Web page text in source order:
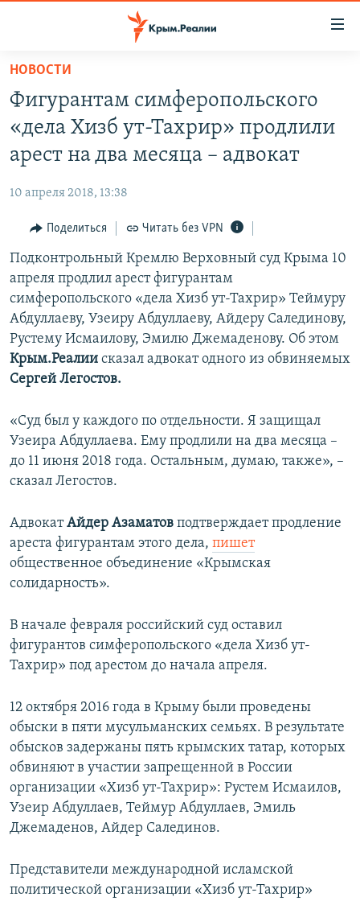
Вернуться
основному
содержанию
главной
навигации
Вернутся
поиску
СПЕЦПРОЕКТЫ
11 ЛЕТ ОККУПАЦИИ КРЫМА. 11 ИСТОРИЙ СОПРОТИВЛЕНИЯ
ЕЩЕ
ИНТЕРАКТИВ
ИНФОГРАФИКА
ТЕЛЕПРОЕКТ КРЫМ.РЕАЛИИ
СОВЕТЫ ПРАВОЗАЩИТНИКОВ
ПРОПАВШИЕ БЕЗ ВЕСТИ
ПОБЕДИТЕЛЕЙ НЕ СУДЯТ?
УКРАИНСКАЯ ПРОБЛЕМА КРЫМА
РАДІО СВОБОДА
КАК ОБОЙТИ БЛОКИРОВКУ
Українською
Qırımtatar
ПРИСОЕДИНЯЙТЕСЬ!
Все сайты RFE/RL
НОВОСТИ
Фигурантам симферопольского
«дела Хизб ут-Тахрир» продлили
арест на два месяца – адвокат
10 апреля 2018, 13:38
Поделиться Читать без VPN
Подконтрольный Кремлю Верховный суд Крыма 10
апреля продлил арест фигурантам
симферопольского «дела Хизб ут-Тахрир» Теймуру
Абдуллаеву, Узеиру Абдуллаеву, Айдеру Салединову,
Рустему Исмаилову, Эмилю Джемаденову. Об этом
Крым.Реалии сказал адвокат одного из обвиняемых
Сергей Легостов.
«Суд был у каждого по отдельности. Я защищал
Узеира Абдуллаева. Ему продлили на два месяца –
до 11 июня 2018 года. Остальным, думаю, также», –
сказал Легостов.
АдвокатАйдер Азаматов подтверждает продление
ареста фигурантам этого дела, пишет
общественное объединение «Крымская
солидарность».
В начале февраля российский суд оставил
фигурантов симферопольского «дела Хизб ут-
Тахрир» под арестом до начала апреля.
12 октября 2016 года в Крыму были проведены
обыски в пяти мусульманских семьях. В результате
обысков задержаны пять крымских татар, которых
обвиняют в участии запрещенной в России
организации «Хизб ут-Тахрир»: Рустем Исмаилов,
Узеир Абдуллаев, Теймур Абдуллаев, Эмиль
Джемаденов, Айдер Салединов.
Представители международной исламской
политической организации «Хизб ут-Тахрир»